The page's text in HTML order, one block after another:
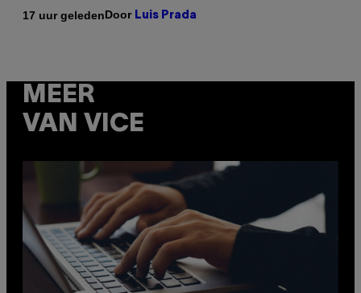
17 uur geledenDoor Luis Prada
MEER
VAN VICE